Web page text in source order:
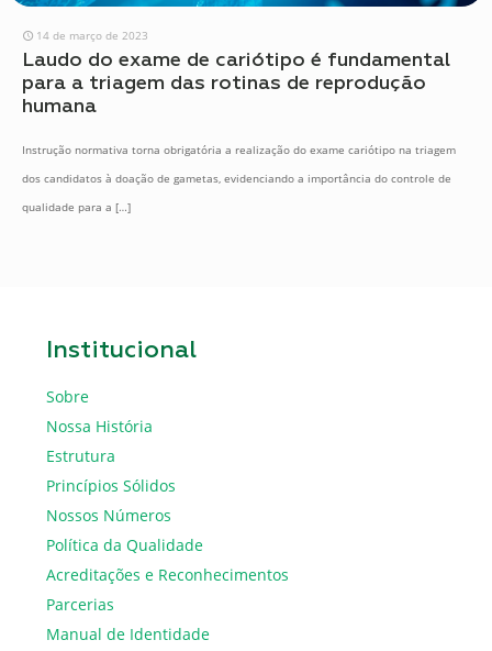
14 de março de 2023
Laudo do exame de cariótipo é fundamental
para a triagem das rotinas de reprodução
humana
Instrução normativa torna obrigatória a realização do exame cariótipo na triagem
dos candidatos à doação de gametas, evidenciando a importância do controle de
qualidade para a […]
Institucional
Sobre
Nossa História
Estrutura
Princípios Sólidos
Nossos Números
Política da Qualidade
Acreditações e Reconhecimentos
Parcerias
Manual de Identidade